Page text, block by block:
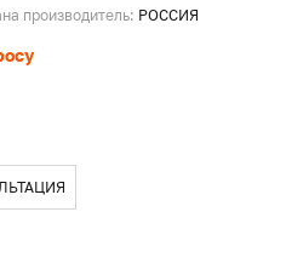
производитель: РОССИЯ